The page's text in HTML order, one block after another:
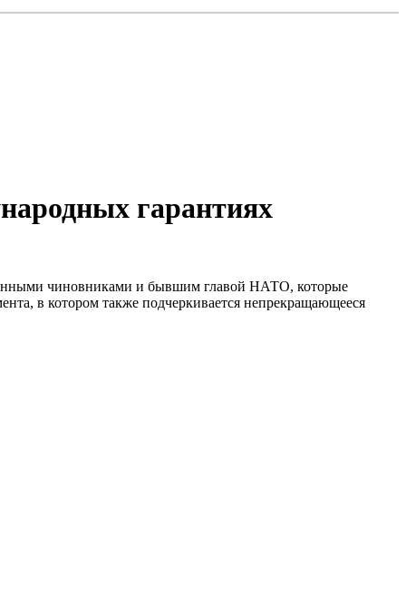
гарантиях
чиновниками и бывшим главой НАТО, которые
в котором также подчеркивается непрекращающееся